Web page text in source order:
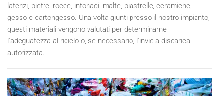
laterizi, pietre, rocce, intonaci, malte, piastrelle, ceramiche,
gesso e cartongesso. Una volta giunti presso il nostro impianto,
questi materiali vengono valutati per determinarne
l'adeguatezza al riciclo o, se necessario, l'invio a discarica
autorizzata.